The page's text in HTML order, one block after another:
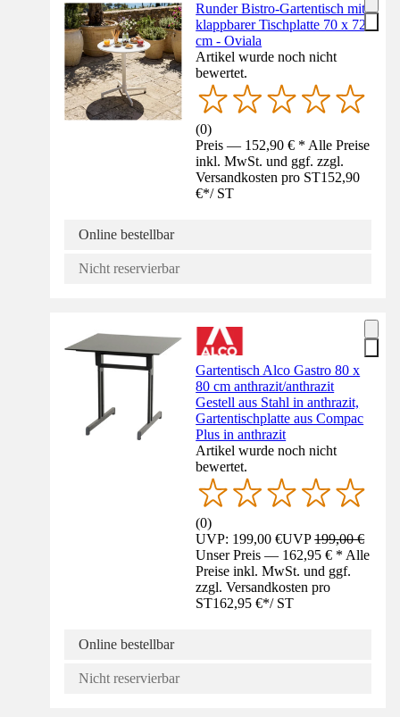
Runder Bistro-Gartentisch mit
klappbarer Tischplatte 70 x 72
cm - Oviala
Artikel wurde noch nicht
bewertet.
(0)
Preis — 152,90 € * Alle Preise
inkl. MwSt. und ggf. zzgl.
Versandkosten pro ST152,90
€*/ ST
Online bestellbar
Nicht reservierbar
Gartentisch Alco Gastro 80 x
80 cm anthrazit/anthrazit
Gestell aus Stahl in anthrazit,
Gartentischplatte aus Compac
Plus in anthrazit
Artikel wurde noch nicht
bewertet.
(0)
UVP: 199,00 €UVP199,00 €
Unser Preis — 162,95 € * Alle
Preise inkl. MwSt. und ggf.
zzgl. Versandkosten pro
ST162,95 €*/ ST
Online bestellbar
Nicht reservierbar